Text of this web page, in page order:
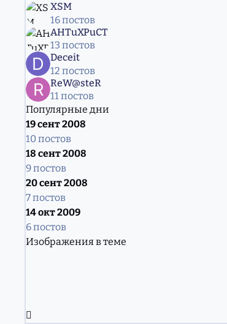
XSM
16 постов
AHTuXPuCT
13 постов
Deceit
12 постов
ReW@steR
11 постов
Популярные дни
19 сент 2008
10 постов
18 сент 2008
9 постов
20 сент 2008
7 постов
14 окт 2009
6 постов
Изображения в теме
Развернуть обзор темы